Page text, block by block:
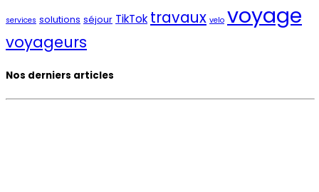
services solutions séjour TikTok travaux velo voyage
voyageurs
Nos derniers articles